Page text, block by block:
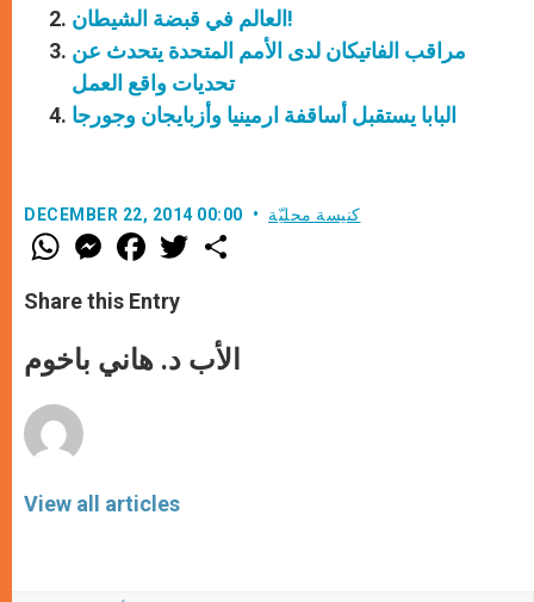
العالم في قبضة الشيطان!
مراقب الفاتيكان لدى الأمم المتحدة يتحدث عن
تحديات واقع العمل
البابا يستقبل أساقفة ارمينيا وأزبايجان وجورجا
DECEMBER 22, 2014 00:00 كنيسة محليّة
W
h
t
s
p
p
M
e
s
e
e
F
a
e
b
k
w
Share this Entry
الأب د. هاني باخوم
View all articles